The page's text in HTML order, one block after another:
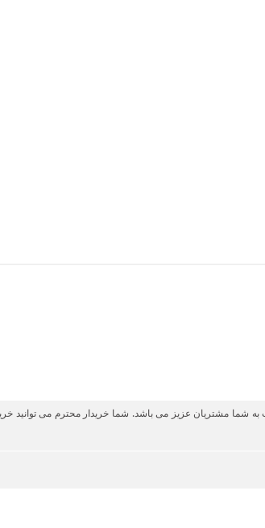
به شما مشتریان عزیز می باشد. شما خریدار محترم می